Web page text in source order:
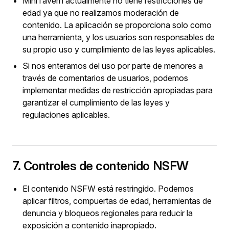
edad ya que no realizamos moderación de
contenido. La aplicación se proporciona solo como
una herramienta, y los usuarios son responsables de
su propio uso y cumplimiento de las leyes aplicables.
Si nos enteramos del uso por parte de menores a
través de comentarios de usuarios, podemos
implementar medidas de restricción apropiadas para
garantizar el cumplimiento de las leyes y
regulaciones aplicables.
7. Controles de contenido NSFW
El contenido NSFW está restringido. Podemos
aplicar filtros, compuertas de edad, herramientas de
denuncia y bloqueos regionales para reducir la
exposición a contenido inapropiado.